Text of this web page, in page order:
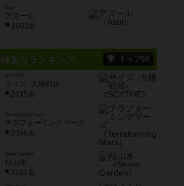
Azul
アズール
1903名
味ありランキング トップ50
SCYTHE
サイズ -大鎌戦役-
2415名
Terraforming Mars
テラフォーミングマーズ
2396名
Stone Garden
枯山水
2281名